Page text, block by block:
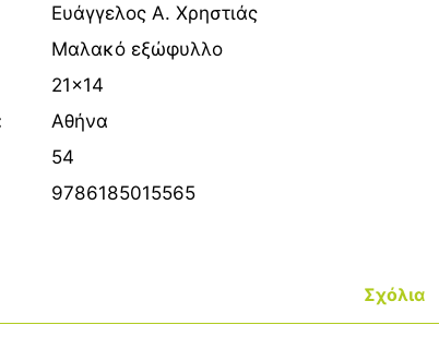
Ευάγγελος Α. Χρηστιάς
Μαλακό εξώφυλλο
21x14
Αθήνα
54
9786185015565
Σχόλια